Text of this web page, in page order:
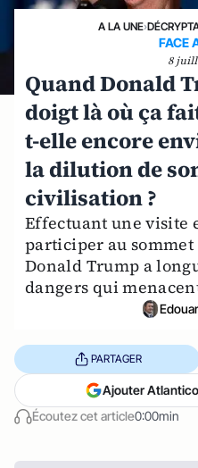
A LA UNE›
FACE
8
Quand Donald
doigt là où ça
t-elle encore
la dilution de
civilisation ?
Effectuant une visite
participer au sommet
Donald Trump a
dangers qui
Écoutez cet article0:00min
PARTAGER
Ajouter